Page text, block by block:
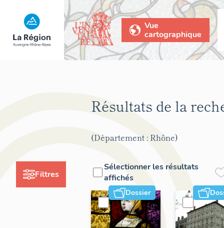
Vue
cartographique
Filtres
Résultats de la
(Département : Rhône)
Sélectionner les résultats
affichés
Dossier